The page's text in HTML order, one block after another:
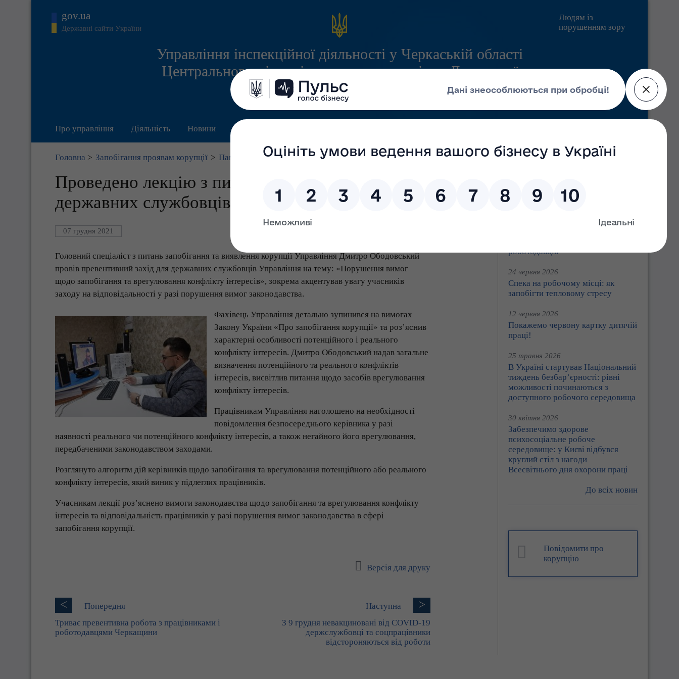
gov.ua
Державні сайти України
Людям із
порушенням зору
Управління інспекційної діяльності у Черкаській області
Центрального міжрегіонального управління Державної
служби з питань праці
Про управління Діяльність Новини Інформація
Головна > Запобігання проявам корупції > Пам'ятки, Методичні рекомендації, Роз'яснення>
Проведено лекцію з питань протидії корупції для
державних службовців Управління
07 грудня 2021
Головний спеціаліст з питань запобігання та виявлення корупції Управління Дмитро Ободовський
провів превентивний захід для державних службовців Управління на тему: «Порушення вимог
щодо запобігання та врегулювання конфлікту інтересів», зокрема акцентував увагу учасників
заходу на відповідальності у разі порушення вимог законодавства.
Фахівець Управління детально зупинився на вимогах
Закону України «Про запобігання корупції» та роз’яснив
характерні особливості потенційного і реального
конфлікту інтересів. Дмитро Ободовський надав загальне
визначення потенційного та реального конфліктів
інтересів, висвітлив питання щодо засобів врегулювання
конфлікту інтересів.
Працівникам Управління наголошено на необхідності
повідомлення безпосереднього керівника у разі
наявності реального чи потенційного конфлікту інтересів, а також негайного його врегулювання,
передбаченими законодавством заходами.
Розглянуто алгоритм дій керівників щодо запобігання та врегулювання потенційного або реального
конфлікту інтересів, який виник у підлеглих працівників.
Учасникам лекції роз’яснено вимоги законодавства щодо запобігання та врегулювання конфлікту
інтересів та відповідальність працівників у разі порушення вимог законодавства в сфері
запобігання корупції.
Версія для друку
<
Попередня
Триває превентивна робота з працівниками і
роботодавцями Черкащини
Наступна >
З 9 грудня невакциновані від COVID-19
держслужбовці та соцпрацівники
відстороняються від роботи
Головні новини
роботодавців
24 червня 2026
Спека на робочому місці: як
запобігти тепловому стресу
12 червня 2026
Покажемо червону картку дитячій
праці!
25 травня 2026
В Україні стартував Національний
тиждень безбар’єрності: рівні
можливості починаються з
доступного робочого середовища
30 квітня 2026
Забезпечимо здорове
психосоціальне робоче
середовище: у Києві відбувся
круглий стіл з нагоди
Всесвітнього дня охорони праці
До всіх новин
Повідомити про
корупцію